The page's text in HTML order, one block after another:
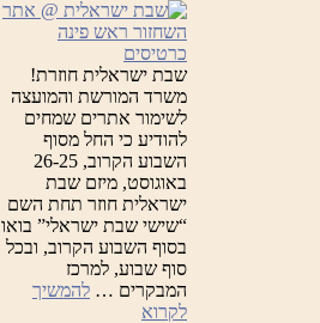
כרטיסים
שבת ישראלית חוזרת!
משרד המורשת והמועצה
לשימור אתרים שמחים
להודיע כי החל מסוף
השבוע הקרוב, 26-25
באוגוסט, מיזם שבת
ישראלית חוזר תחת השם
“שישי שבת ישראלי” בואו
בסוף השבוע הקרוב, ובכל
סוף שבוע, למרכז
המבקרים … להמשיך
לקרוא